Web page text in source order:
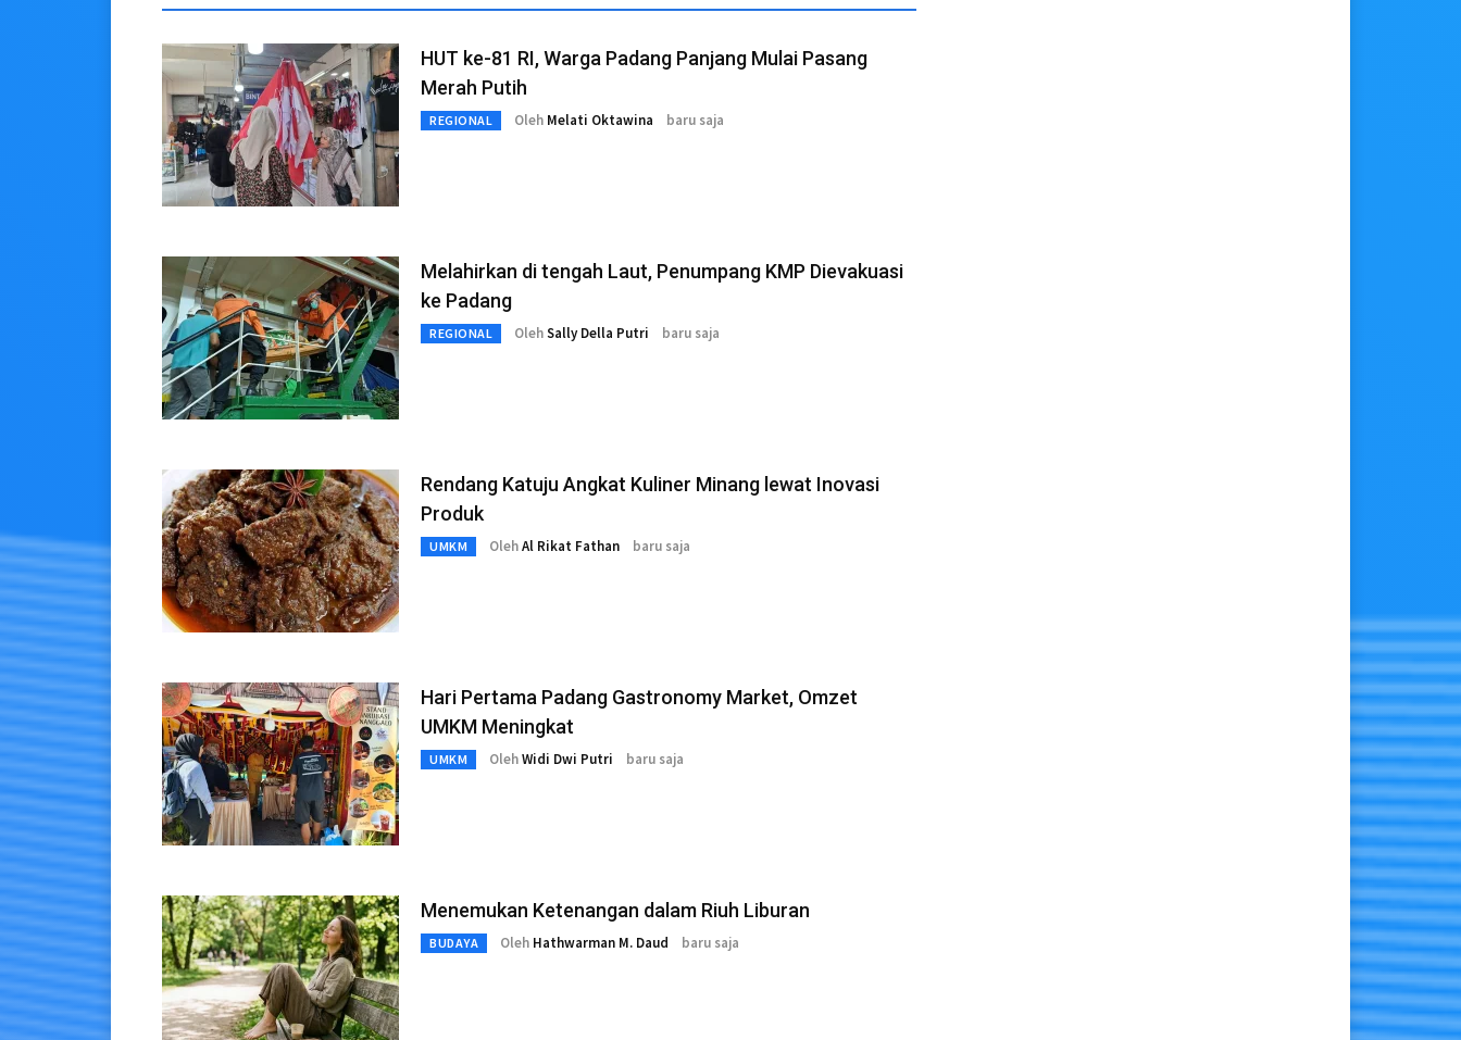
HUT ke-81 RI, Warga Padang Panjang Mulai Pasang
Merah Putih
REGIONAL Oleh Melati Oktawina baru saja
Melahirkan di tengah Laut, Penumpang KMP Dievakuasi
ke Padang
REGIONAL OlehSally Della Putri baru saja
Rendang Katuju Angkat Kuliner Minang lewat Inovasi
Produk
UMKM OlehAl Rikat Fathan baru saja
Hari Pertama Padang Gastronomy Market, Omzet
UMKM Meningkat
UMKM OlehWidi Dwi Putri baru saja
Menemukan Ketenangan dalam Riuh Liburan
BUDAYA Oleh Hathwarman M. Daud baru saja